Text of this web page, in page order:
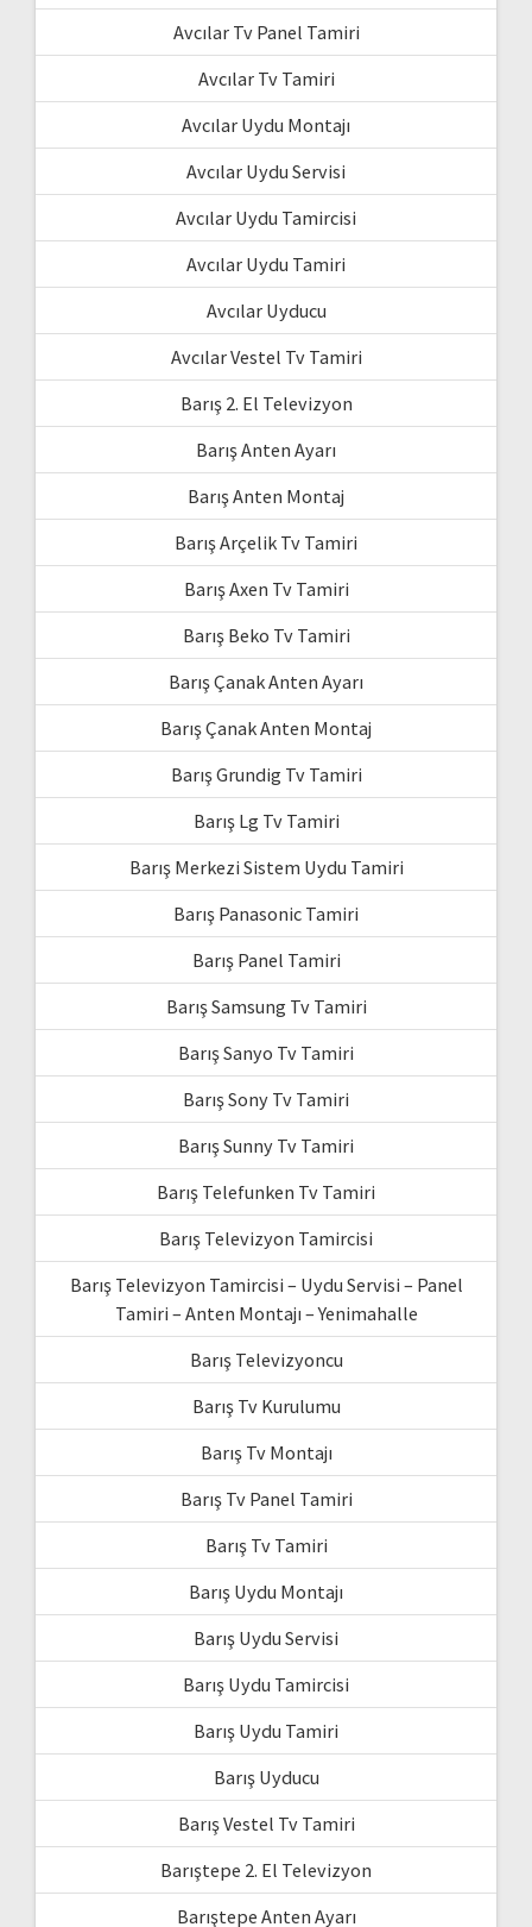
Avcılar Tv Panel Tamiri
Avcılar Tv Tamiri
Avcılar Uydu Montajı
Avcılar Uydu Servisi
Avcılar Uydu Tamircisi
Avcılar Uydu Tamiri
Avcılar Uyducu
Avcılar Vestel Tv Tamiri
Barış 2. El Televizyon
Barış Anten Ayarı
Barış Anten Montaj
Barış Arçelik Tv Tamiri
Barış Axen Tv Tamiri
Barış Beko Tv Tamiri
Barış Çanak Anten Ayarı
Barış Çanak Anten Montaj
Barış Grundig Tv Tamiri
Barış Lg Tv Tamiri
Barış Merkezi Sistem Uydu Tamiri
Barış Panasonic Tamiri
Barış Panel Tamiri
Barış Samsung Tv Tamiri
Barış Sanyo Tv Tamiri
Barış Sony Tv Tamiri
Barış Sunny Tv Tamiri
Barış Telefunken Tv Tamiri
Barış Televizyon Tamircisi
Barış Televizyon Tamircisi – Uydu Servisi – Panel
Tamiri – Anten Montajı – Yenimahalle
Barış Televizyoncu
Barış Tv Kurulumu
Barış Tv Montajı
Barış Tv Panel Tamiri
Barış Tv Tamiri
Barış Uydu Montajı
Barış Uydu Servisi
Barış Uydu Tamircisi
Barış Uydu Tamiri
Barış Uyducu
Barış Vestel Tv Tamiri
Barıştepe 2. El Televizyon
Barıştepe Anten Ayarı